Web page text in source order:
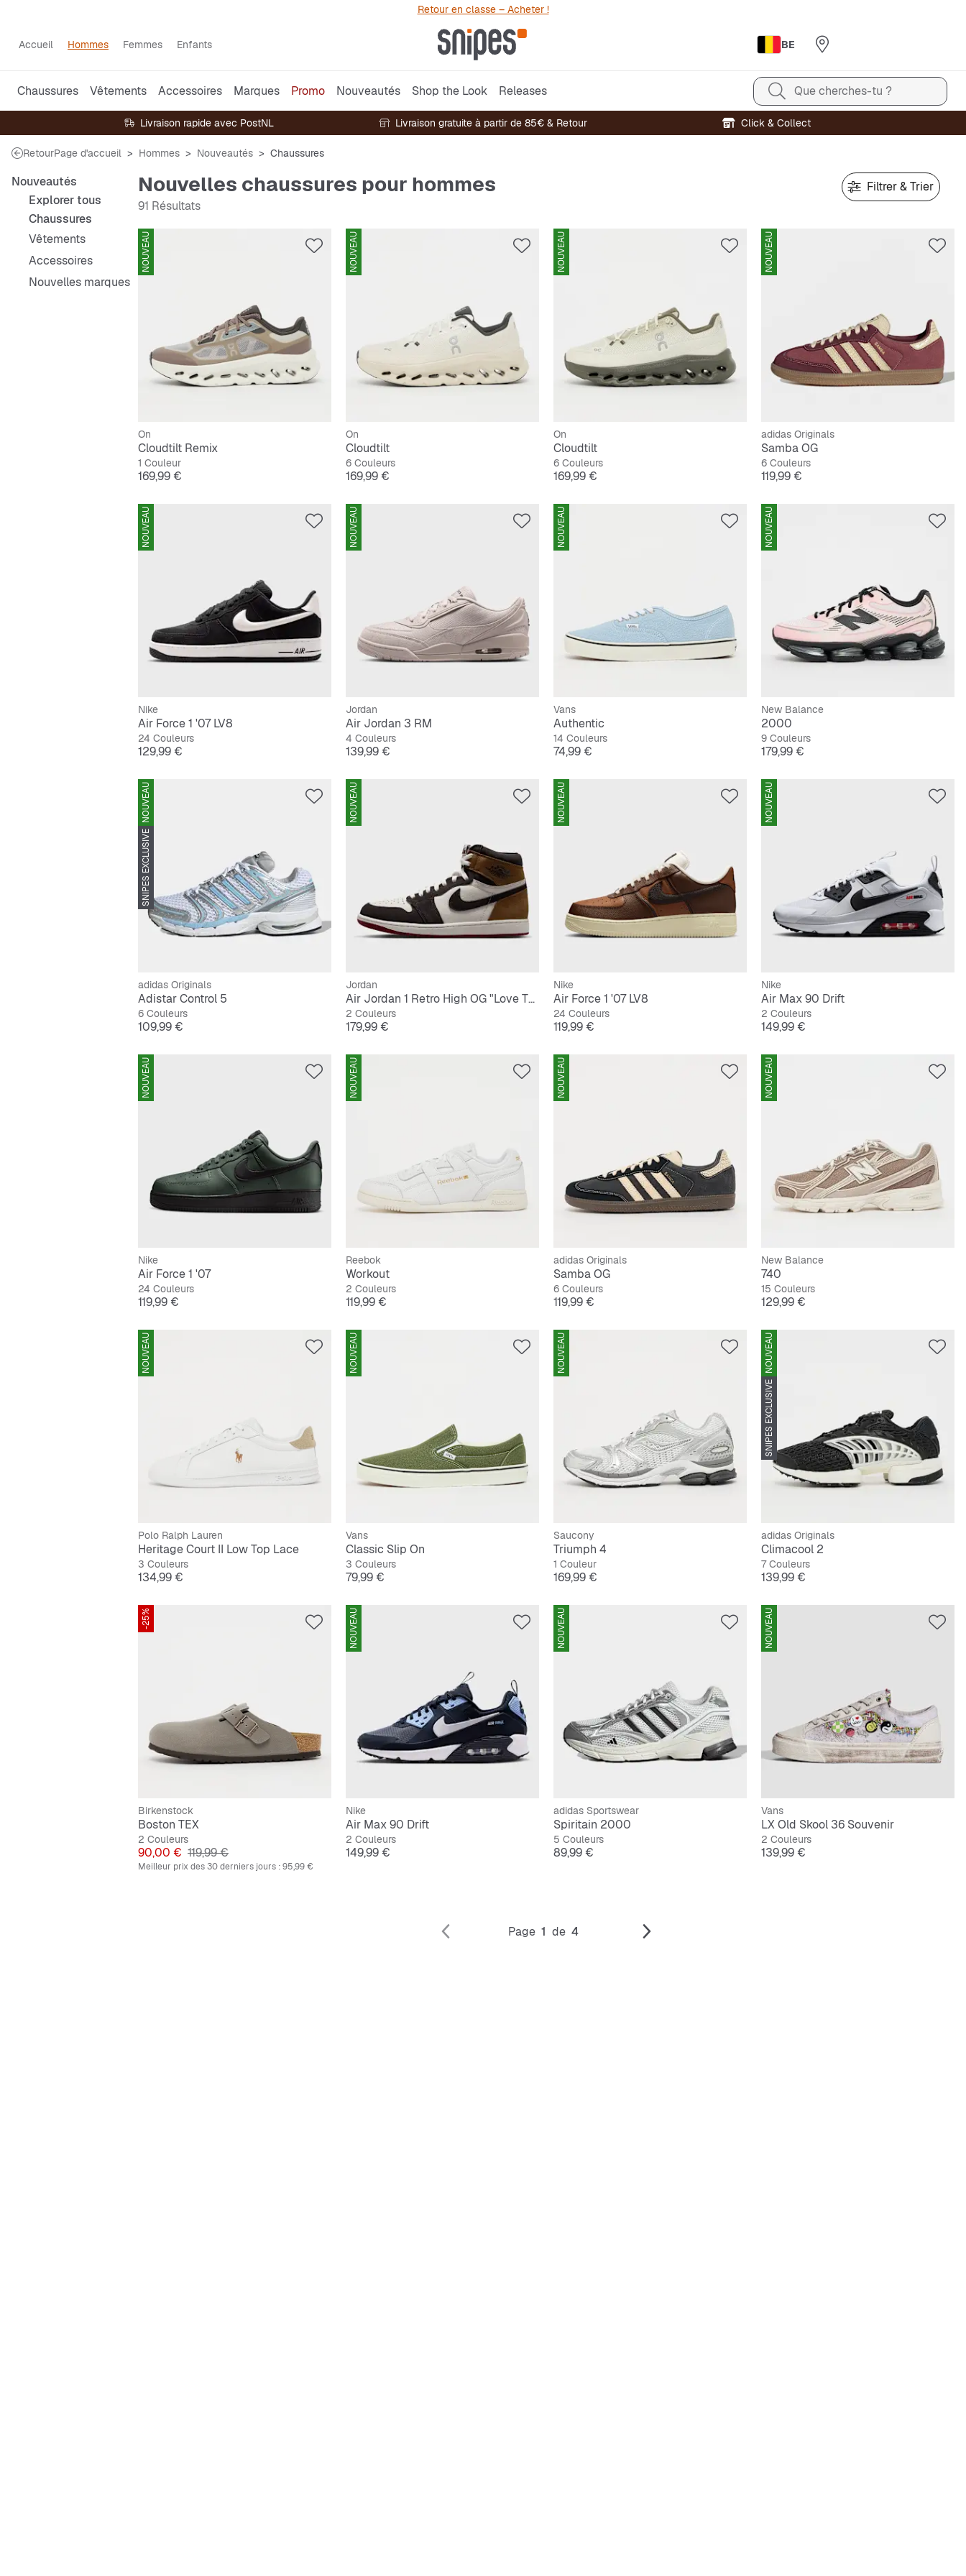
Retour en classe – Acheter !
Accueil Hommes Femmes Enfants BE
Chaussures Vêtements Accessoires Marques Promo Nouveautés Shop the Look Releases Que cherches-tu ?
Livraison rapide avec PostNL Livraison gratuite à partir de 85€ & Retour Click & Collect
RetourPage d'accueil Hommes Nouveautés Chaussures
Nouveautés
Explorer tous
Chaussures
Vêtements
Accessoires
Nouvelles marques
Nouvelles chaussures pour hommes
91 Résultats
Filtrer & Trier
NOUVEAU
On
Cloudtilt Remix
1 Couleur
Prix
169,99 €
NOUVEAU
On
Cloudtilt
6 Couleurs
Prix
169,99 €
NOUVEAU
On
Cloudtilt
6 Couleurs
Prix
169,99 €
NOUVEAU
adidas Originals
Samba OG
6 Couleurs
Prix
119,99 €
NOUVEAU
Nike
Air Force 1 '07 LV8
24 Couleurs
Prix
129,99 €
NOUVEAU
Jordan
Air Jordan 3 RM
4 Couleurs
Prix
139,99 €
NOUVEAU
Vans
Authentic
14 Couleurs
Prix
74,99 €
NOUVEAU
New Balance
2000
9 Couleurs
Prix
179,99 €
NOUVEAU
SNIPES EXCLUSIVE
adidas Originals
Adistar Control 5
6 Couleurs
Prix
109,99 €
NOUVEAU
Jordan
Air Jordan 1 Retro High OG "Love The Game"
2 Couleurs
Prix
179,99 €
NOUVEAU
Nike
Air Force 1 '07 LV8
24 Couleurs
Prix
119,99 €
NOUVEAU
Nike
Air Max 90 Drift
2 Couleurs
Prix
149,99 €
NOUVEAU
Nike
Air Force 1 '07
24 Couleurs
Prix
119,99 €
NOUVEAU
Reebok
Workout
2 Couleurs
Prix
119,99 €
NOUVEAU
adidas Originals
Samba OG
6 Couleurs
Prix
119,99 €
NOUVEAU
New Balance
740
15 Couleurs
Prix
129,99 €
NOUVEAU
Polo Ralph Lauren
Heritage Court II Low Top Lace
3 Couleurs
Prix
134,99 €
NOUVEAU
Vans
Classic Slip On
3 Couleurs
Prix
79,99 €
NOUVEAU
Saucony
Triumph 4
1 Couleur
Prix
169,99 €
NOUVEAU
SNIPES EXCLUSIVE
adidas Originals
Climacool 2
7 Couleurs
Prix
139,99 €
-25%
Birkenstock
Boston TEX
2 Couleurs
Prix
90,00 € Prix original
119,99 €
Meilleur prix des 30 derniers jours :95,99 €
NOUVEAU
Nike
Air Max 90 Drift
2 Couleurs
Prix
149,99 €
NOUVEAU
adidas Sportswear
Spiritain 2000
5 Couleurs
Prix
89,99 €
NOUVEAU
Vans
LX Old Skool 36 Souvenir
2 Couleurs
Prix
139,99 €
Page 1 de 4